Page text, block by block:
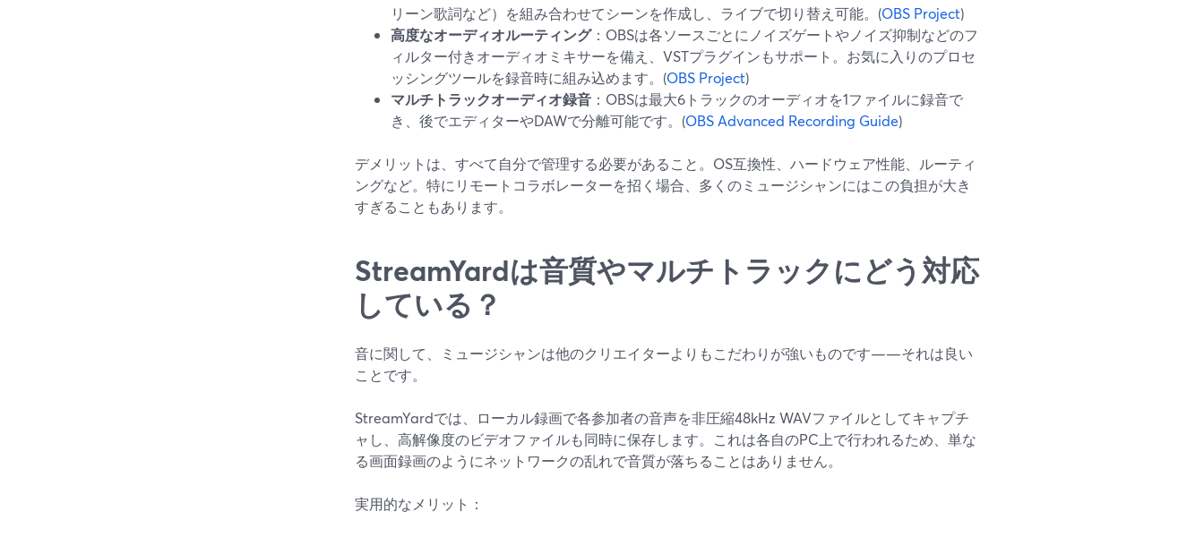
リーン歌詞など）を組み合わせてシーンを作成し、ライブで切り替え可能。(OBS Project)
高度なオーディオルーティング：OBSは各ソースごとにノイズゲートやノイズ抑制などのフ
ィルター付きオーディオミキサーを備え、VSTプラグインもサポート。お気に入りのプロセ
ッシングツールを録音時に組み込めます。(OBS Project)
マルチトラックオーディオ録音 ：OBSは最大6トラックのオーディオを1ファイルに録音で
き、後でエディターやDAWで分離可能です。(OBS Advanced Recording Guide)
デメリットは、すべて自分で管理する必要があること。OS互換性、ハードウェア性能、ルーティ
ングなど。特にリモートコラボレーターを招く場合、多くのミュージシャンにはこの負担が大き
すぎることもあります。
StreamYardは音質やマルチトラックにどう対応
している？
音に関して、ミュージシャンは他のクリエイターよりもこだわりが強いものです——それは良い
ことです。
StreamYardでは、ローカル録画で各参加者の音声を非圧縮48kHz WAVファイルとしてキャプチ
ャし、高解像度のビデオファイルも同時に保存します。これは各自のPC上で行われるため、単な
る画面録画のようにネットワークの乱れで音質が落ちることはありません。
実用的なメリット：